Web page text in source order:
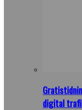
digital